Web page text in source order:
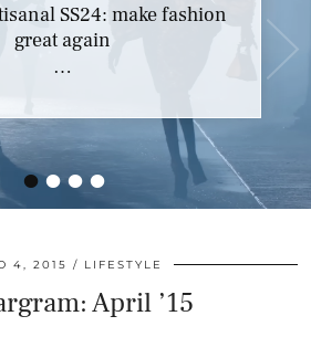
••••
y el buscar confort en
nuestros héroes
…
4, 2015 LIFESTYLE
April ’15